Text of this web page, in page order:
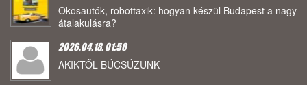
Okosautók, robottaxik: hogyan készül Budapest a nagy
átalakulásra?
2026.04.18. 01:50
AKIKTŐL BÚCSÚZUNK